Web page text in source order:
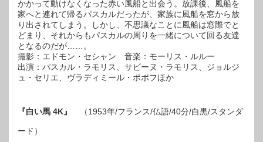
かかって動けなくなった赤い風船と出会う。放課後、風船を
家へと連れて帰るパスカルだったが、家族に風船を窓から放
り出されてしまう。しかし、不思議なことに風船は窓際でと
どまり、それからもパスカルの周りを一緒について回る友達
となるのだが……。
撮影：エドモン・セシャン 音楽：モーリス・ルルー
出演：パスカル・ラモリス、サビーヌ・ラモリス、ジョルジ
ュ・セリエ、ヴラディミール・ポポフほか
『白い馬 4K』 （1953年/フランス/仏語/40分/白黒/スタンダ
ード）